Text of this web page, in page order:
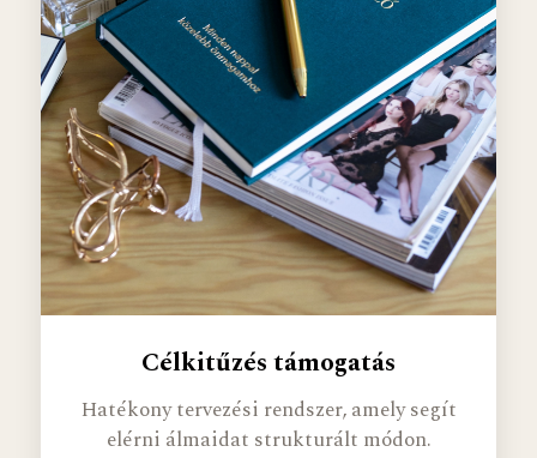
Célkitűzés támogatás
Hatékony tervezési rendszer, amely segít
elérni álmaidat strukturált módon.